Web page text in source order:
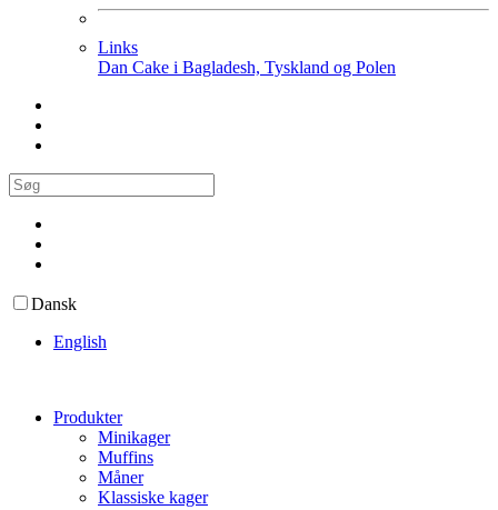
Links
Dan Cake i Bagladesh, Tyskland og Polen
Dansk
English
Produkter
Minikager
Muffins
Måner
Klassiske kager